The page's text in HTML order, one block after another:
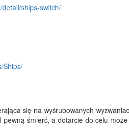
ships-switch/
Ships/
się na wyśrubowanych
śmierć, a dotarcie do celu